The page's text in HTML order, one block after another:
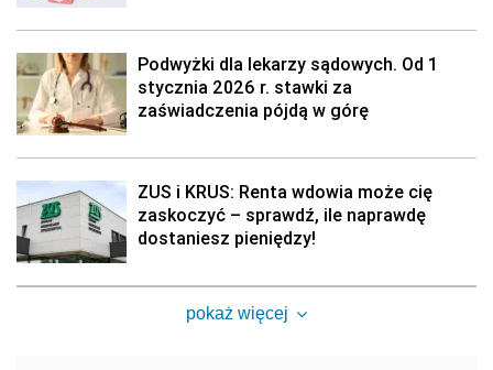
Podwyżki dla lekarzy sądowych. Od 1
stycznia 2026 r. stawki za
zaświadczenia pójdą w górę
ZUS i KRUS: Renta wdowia może cię
zaskoczyć – sprawdź, ile naprawdę
dostaniesz pieniędzy!
pokaż więcej